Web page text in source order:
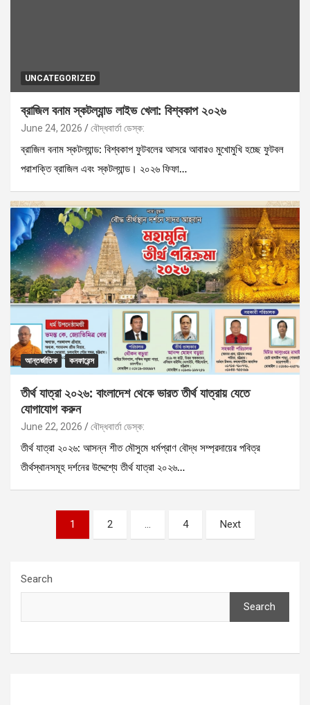
UNCATEGORIZED
ব্রাজিল বনাম স্কটল্যান্ড লাইভ খেলা: বিশ্বকাপ ২০২৬
June 24, 2026 বৌদ্ধবার্তা ডেস্ক:
ব্রাজিল বনাম স্কটল্যান্ড: বিশ্বকাপ ফুটবলের আসরে আবারও মুখোমুখি হচ্ছে ফুটবল
পরাশক্তি ব্রাজিল এবং স্কটল্যান্ড। ২০২৬ ফিফা…
আন্তর্জাতিক কনফারেন্স
তীর্থ যাত্রা ২০২৬: বাংলাদেশ থেকে ভারত তীর্থ যাত্রায় যেতে
যোগাযোগ করুন
June 22, 2026 বৌদ্ধবার্তা ডেস্ক:
তীর্থ যাত্রা ২০২৬: আসন্ন শীত মৌসুমে ধর্মপ্রাণ বৌদ্ধ সম্প্রদায়ের পবিত্র
তীর্থস্থানসমূহ দর্শনের উদ্দেশ্যে তীর্থ যাত্রা ২০২৬…
pagination
1 2 … 4 Next
Search
Search